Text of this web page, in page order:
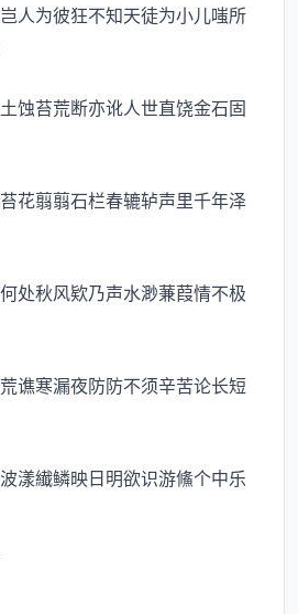
为彼狂不知天徒为小儿嗤所
苔荒断亦讹人世直饶金石固
翦翦石栏春辘轳声里千年泽
秋风欵乃声水渺蒹葭情不极
寒漏夜防防不须辛苦论长短
纎鳞映日明欲识游鯈个中乐